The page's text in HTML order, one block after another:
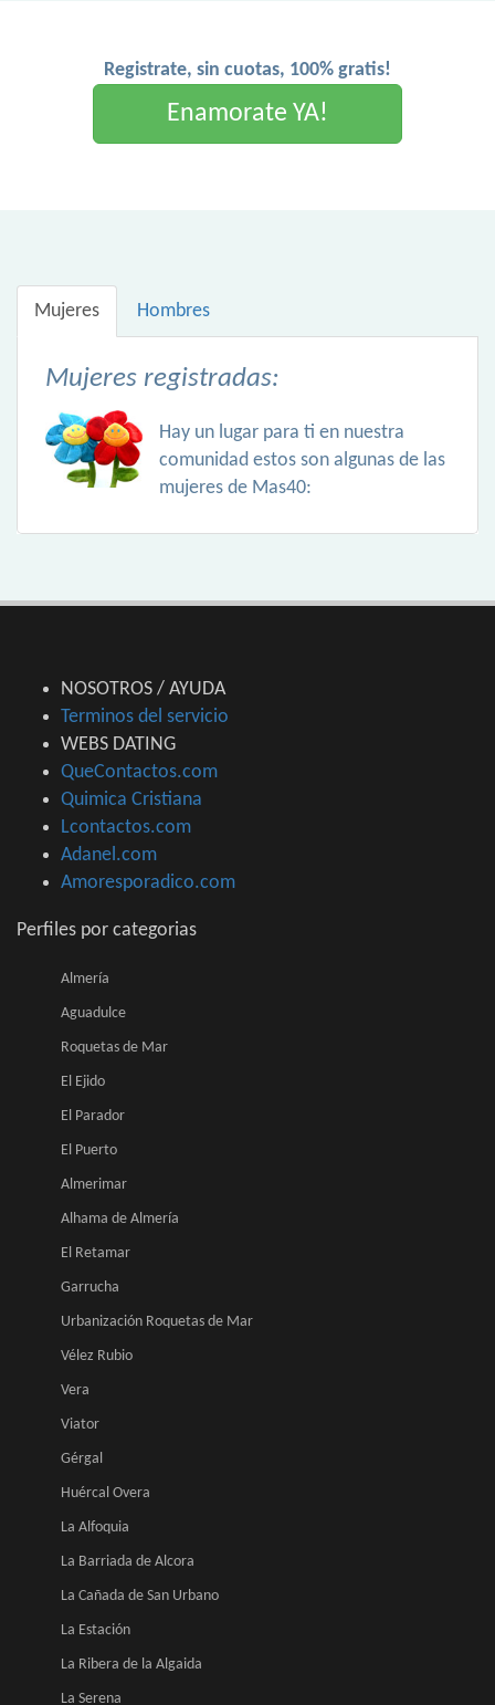
Registrate, sin cuotas, 100% gratis!
Enamorate YA!
Mujeres Hombres
Mujeres registradas:
Hay un lugar para ti en nuestra
comunidad estos son algunas de las
mujeres de Mas40:
NOSOTROS / AYUDA
Terminos del servicio
WEBS DATING
QueContactos.com
Quimica Cristiana
Lcontactos.com
Adanel.com
Amoresporadico.com
Perfiles por categorias
Almería
Aguadulce
Roquetas de Mar
El Ejido
El Parador
El Puerto
Almerimar
Alhama de Almería
El Retamar
Garrucha
Urbanización Roquetas de Mar
Vélez Rubio
Vera
Viator
Gérgal
Huércal Overa
La Alfoquia
La Barriada de Alcora
La Cañada de San Urbano
La Estación
La Ribera de la Algaida
La Serena